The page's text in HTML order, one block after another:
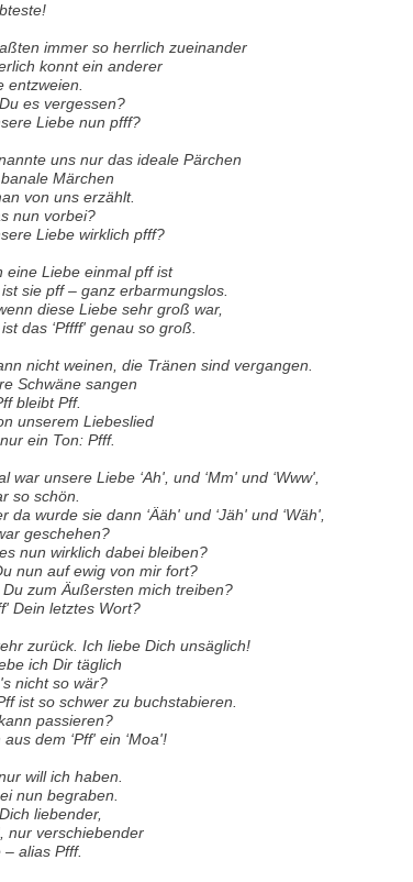
immer so herrlich zueinander
konnt ein anderer
entzweien.
es vergessen?
Liebe nun pfff?
uns nur das ideale Pärchen
Märchen
von uns erzählt.
nun vorbei?
Liebe wirklich pfff?
eine Liebe einmal pff ist
sie pff – ganz erbarmungslos.
diese Liebe sehr groß war,
das ‘Pffff' genau so groß.
nicht weinen, die Tränen sind vergangen.
Schwäne sangen
bleibt Pff.
unserem Liebeslied
ein Ton: Pfff.
war unsere Liebe ‘Ah', und ‘Mm' und ‘Www',
so schön.
da wurde sie dann ‘Ääh' und ‘Jäh' und ‘Wäh',
geschehen?
nun wirklich dabei bleiben?
nun auf ewig von mir fort?
Du zum Äußersten mich treiben?
Dein letztes Wort?
zurück. Ich liebe Dich unsäglich!
ich Dir täglich
nicht so wär?
ist so schwer zu buchstabieren.
passieren?
dem ‘Pff' ein ‘Moa'!
will ich haben.
nun begraben.
liebender,
nur verschiebender
– alias Pfff.